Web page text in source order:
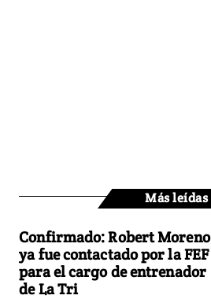
Más leídas
Confirmado: Robert Moreno
ya fue contactado por la FEF
para el cargo de entrenador
de La Tri